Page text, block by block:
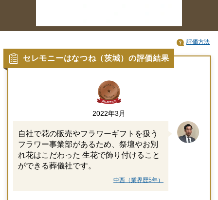
セレモニーはなつね（茨城）の評価結果
評価方法
2022年3月
自社で花の販売やフラワーギフトを扱う
フラワー事業部があるため、祭壇やお別
れ花はこだわった 生花で飾り付けること
ができる葬儀社です。
中西（業界歴5年）